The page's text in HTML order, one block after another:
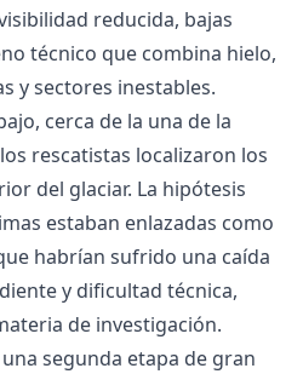
reducida, bajas
técnico que combina hielo,
y sectores inestables.
cerca de la una de la
rescatistas localizaron los
del glaciar. La hipótesis
estaban enlazadas como
habrían sufrido una caída
y dificultad técnica,
de investigación.
segunda etapa de gran